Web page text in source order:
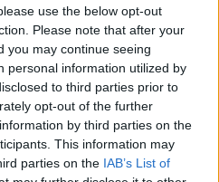
use the below opt-out
Please note that after your
you may continue seeing
personal information utilized by
to third parties prior to
opt-out of the further
by third parties on the
This information may
parties on the IAB’s List of
z neošetrenej borovicovej
ju vyhladíme brúsnym
Zdroj: Marian Drobnica